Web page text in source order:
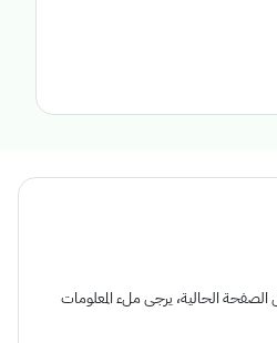
الحالية، يرجى ملء المعلومات